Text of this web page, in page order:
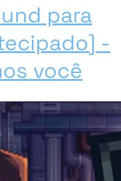
para
-
você